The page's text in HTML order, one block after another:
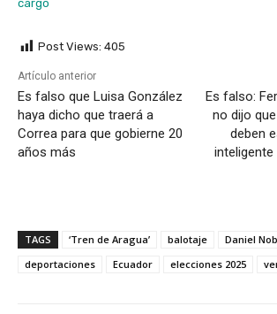
cargo
Post Views: 405
Artículo anterior
Es falso que Luisa González
haya dicho que traerá a
Correa para que gobierne 20
años más
Es falso:
no dijo
deben
TAGS ‘Tren de Aragua’ balotaje
Daniel
deportaciones
Ecuador elecciones 2025